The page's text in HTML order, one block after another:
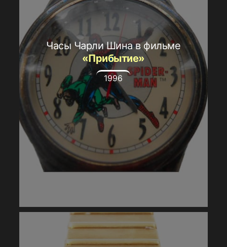
Часы Чарли Шина в фильме
«Прибытие»
1996